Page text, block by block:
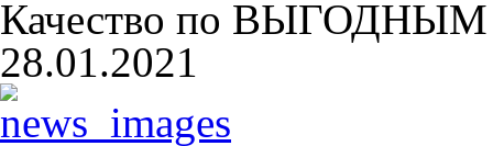
Качество по ВЫГОДНЫМ
28.01.2021